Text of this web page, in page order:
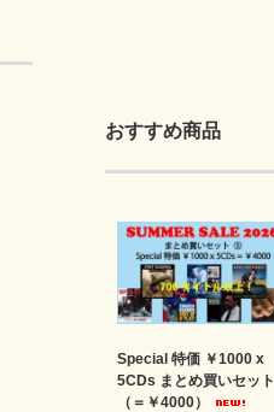
おすすめ商品
Special 特価 ￥1000 x
5CDs まとめ買いセット
（＝￥4000）